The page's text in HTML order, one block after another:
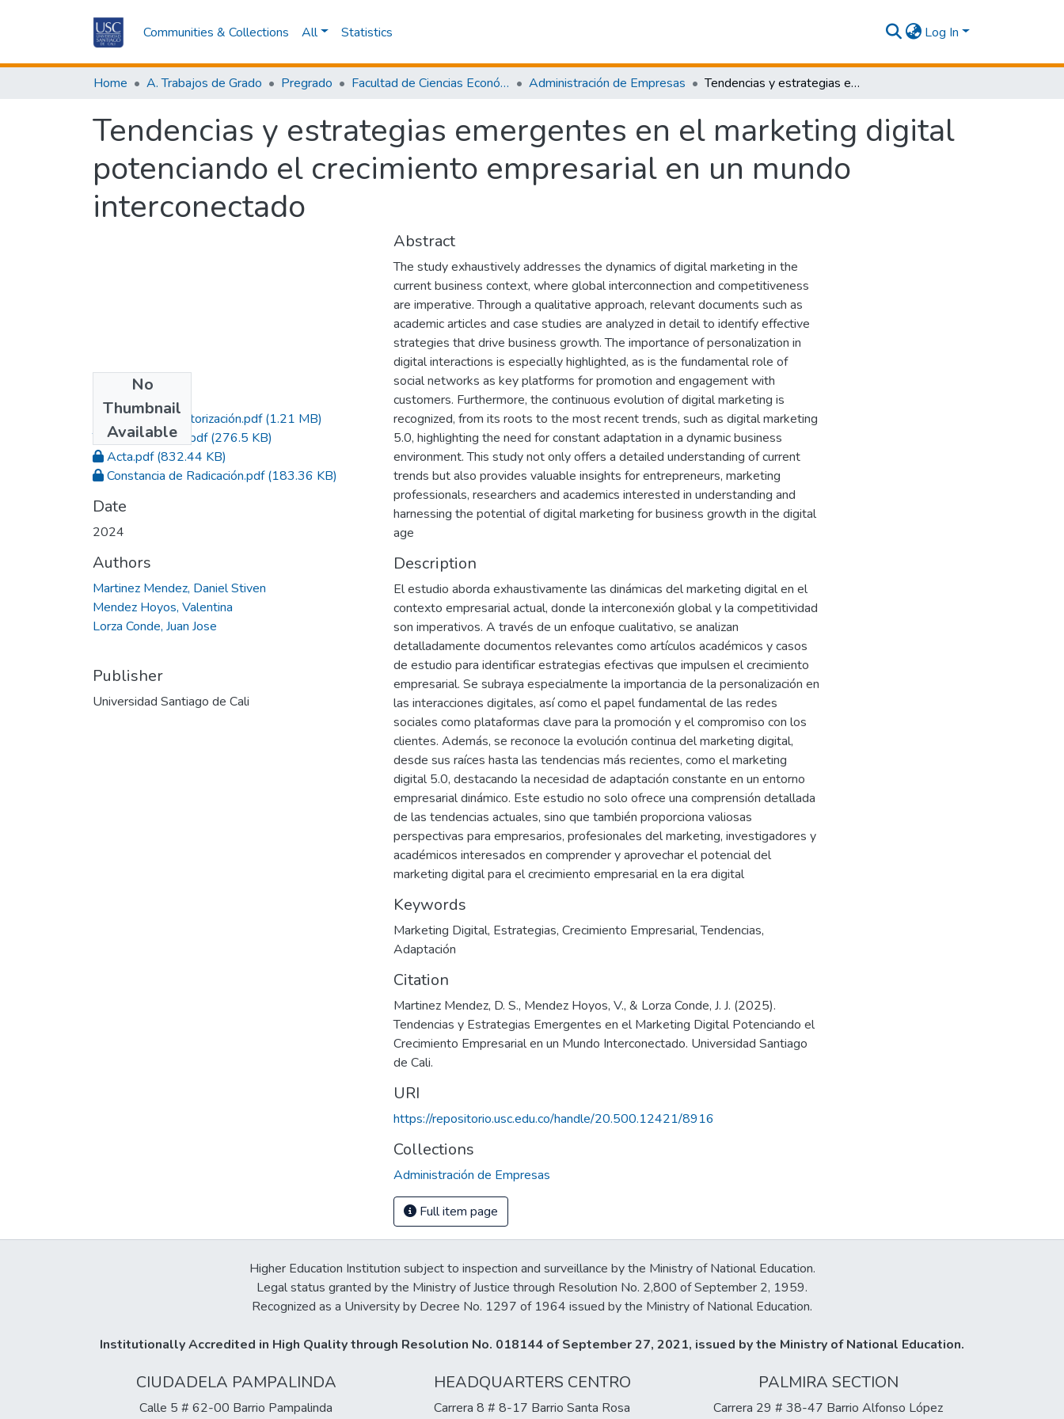
Communities & Collections All Statistics Log In
Home A. Trabajos de Grado Pregrado Facultad de Ciencias Económicas y Empresariales Administración de Empresas Tendencias y estrategias emergentes en el marketing digital potenciando el crecimiento empresarial en un mundo interconectado
Tendencias y estrategias emergentes en el marketing digital
potenciando el crecimiento empresarial en un mundo
interconectado
No
Thumbnail
Available
Formato de Autorización.pdf(1.21 MB)
Trabajo de Grado.pdf(276.5 KB)
Acta.pdf(832.44 KB)
Constancia de Radicación.pdf(183.36 KB)
Date
2024
Authors
Martinez Mendez, Daniel Stiven
Mendez Hoyos, Valentina
Lorza Conde, Juan Jose
Publisher
Universidad Santiago de Cali
Abstract
The study exhaustively addresses the dynamics of digital marketing in the
current business context, where global interconnection and competitiveness
are imperative. Through a qualitative approach, relevant documents such as
academic articles and case studies are analyzed in detail to identify effective
strategies that drive business growth. The importance of personalization in
digital interactions is especially highlighted, as is the fundamental role of
social networks as key platforms for promotion and engagement with
customers. Furthermore, the continuous evolution of digital marketing is
recognized, from its roots to the most recent trends, such as digital marketing
5.0, highlighting the need for constant adaptation in a dynamic business
environment. This study not only offers a detailed understanding of current
trends but also provides valuable insights for entrepreneurs, marketing
professionals, researchers and academics interested in understanding and
harnessing the potential of digital marketing for business growth in the digital
age
Description
El estudio aborda exhaustivamente las dinámicas del marketing digital en el
contexto empresarial actual, donde la interconexión global y la competitividad
son imperativos. A través de un enfoque cualitativo, se analizan
detalladamente documentos relevantes como artículos académicos y casos
de estudio para identificar estrategias efectivas que impulsen el crecimiento
empresarial. Se subraya especialmente la importancia de la personalización en
las interacciones digitales, así como el papel fundamental de las redes
sociales como plataformas clave para la promoción y el compromiso con los
clientes. Además, se reconoce la evolución continua del marketing digital,
desde sus raíces hasta las tendencias más recientes, como el marketing
digital 5.0, destacando la necesidad de adaptación constante en un entorno
empresarial dinámico. Este estudio no solo ofrece una comprensión detallada
de las tendencias actuales, sino que también proporciona valiosas
perspectivas para empresarios, profesionales del marketing, investigadores y
académicos interesados en comprender y aprovechar el potencial del
marketing digital para el crecimiento empresarial en la era digital
Keywords
Marketing Digital, Estrategias, Crecimiento Empresarial,Tendencias,
Adaptación
Citation
Martinez Mendez, D. S., Mendez Hoyos, V., & Lorza Conde, J. J. (2025).
Tendencias y Estrategias Emergentes en el Marketing Digital Potenciando el
Crecimiento Empresarial en un Mundo Interconectado. Universidad Santiago
de Cali.
URI
https://repositorio.usc.edu.co/handle/20.500.12421/8916
Collections
Administración de Empresas
Full item page
Higher Education Institution subject to inspection and surveillance by the Ministry of National Education.
Legal status granted by the Ministry of Justice through Resolution No. 2,800 of September 2, 1959.
Recognized as a University by Decree No. 1297 of 1964 issued by the Ministry of National Education.
Institutionally Accredited in High Quality through Resolution No. 018144 of September 27, 2021, issued by the Ministry of National Education.
CIUDADELA PAMPALINDA
Calle 5 # 62-00 Barrio Pampalinda
HEADQUARTERS CENTRO
Carrera 8 # 8-17 Barrio Santa Rosa
PALMIRA SECTION
Carrera 29 # 38-47 Barrio Alfonso López